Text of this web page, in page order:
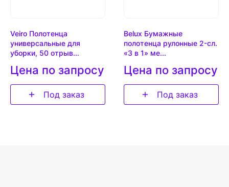
Veiro Полотенца
универсальные для
уборки, 50 отрыв...
Цена по запросу
Под заказ
Belux Бумажные
полотенца рулонные 2-сл.
«3 в 1» ме...
Цена по запросу
Под заказ